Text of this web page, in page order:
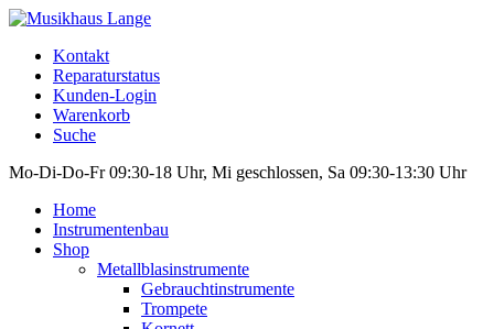
Kontakt
Reparaturstatus
Kunden-Login
Warenkorb
Suche
Mo-Di-Do-Fr 09:30-18 Uhr, Mi geschlossen, Sa 09:30-13:30 Uhr
Home
Instrumentenbau
Shop
Metallblasinstrumente
Gebrauchtinstrumente
Trompete